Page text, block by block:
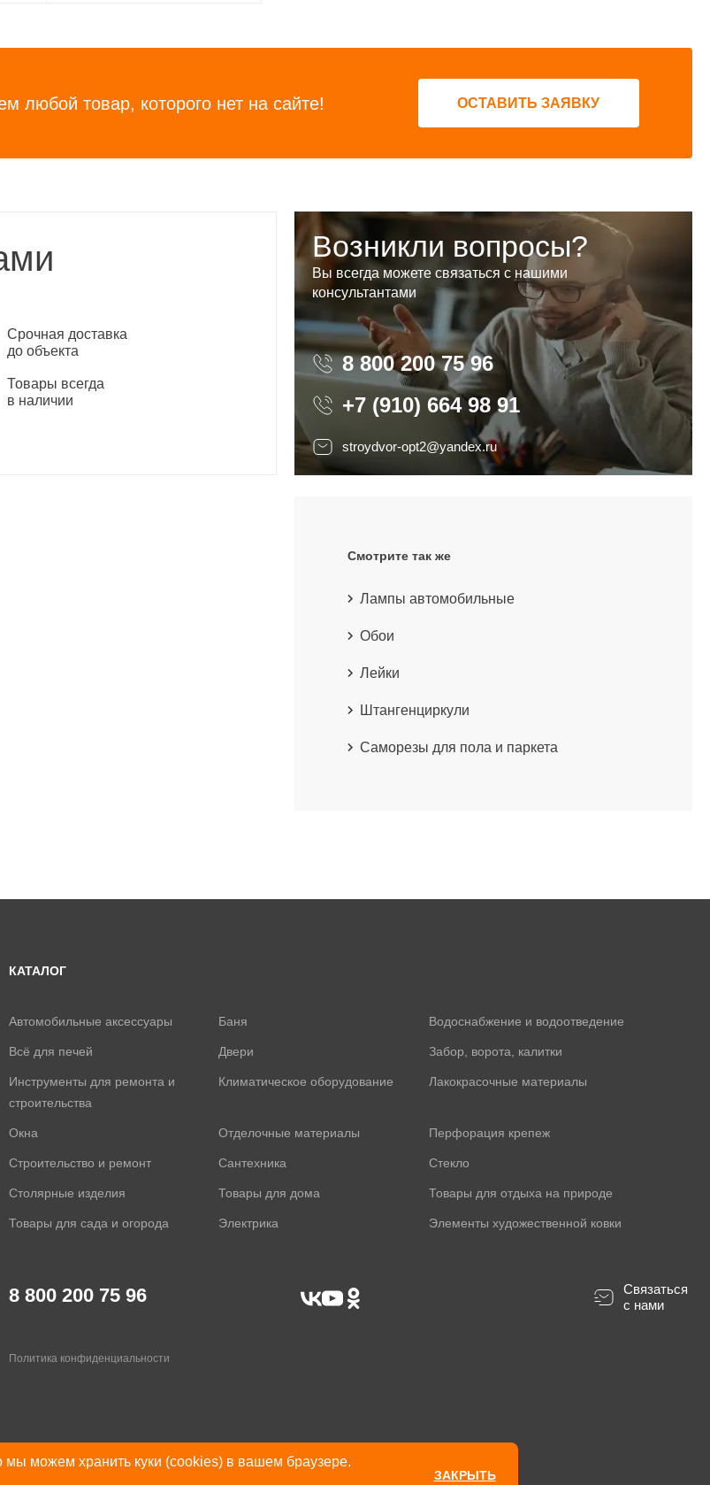
мы можем хранить куки (cookies) в вашем браузере.
ЗАКРЫТЬ
любой товар, которого нет на сайте! ОСТАВИТЬ ЗАЯВКУ
Срочная доставка
до объекта
Товары всегда
в наличии
Возникли вопросы?
Вы всегда можете связаться с нашими
консультантами
8 800 200 75 96 8 800 200 75 96
+7 (910) 664 98 91
stroydvor-opt2@yandex.ru
Смотрите так же
Лампы автомобильные
Обои
Лейки
Штангенциркули
Саморезы для пола и паркета
КАТАЛОГ
Автомобильные аксессуары Баня Водоснабжение и водоотведение
Всё для печей Двери Забор, ворота, калитки
Инструменты для ремонта и
строительства
Климатическое оборудование Лакокрасочные материалы
Окна Отделочные материалы Перфорация крепеж
Строительство и ремонт Сантехника Стекло
Столярные изделия Товары для дома Товары для отдыха на природе
Товары для сада и огорода Электрика Элементы художественной ковки
8 800 200 75 96
Связаться
с нами
Политика конфиденциальности